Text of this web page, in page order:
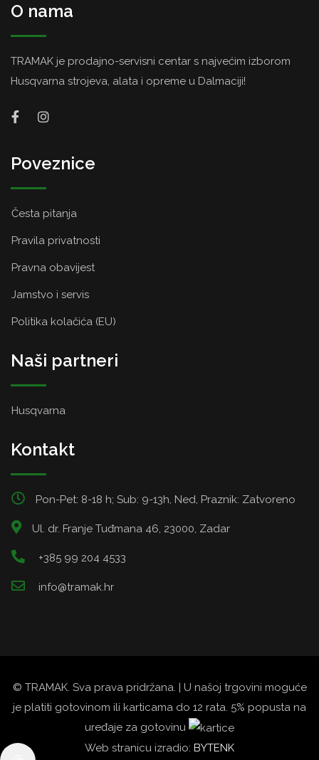
O nama
TRAMAK je prodajno-servisni centar s najvećim izborom
Husqvarna strojeva, alata i opreme u Dalmaciji!
Poveznice
Česta pitanja
Pravila privatnosti
Pravna obavijest
Jamstvo i servis
Politika kolačića (EU)
Naši partneri
Husqvarna
Kontakt
Pon-Pet: 8-18 h; Sub: 9-13h, Ned, Praznik: Zatvoreno
Ul. dr. Franje Tuđmana 46, 23000, Zadar
+385 99 204 4533
info@tramak.hr
© TRAMAK. Sva prava pridržana. | U našoj trgovini moguće
je platiti gotovinom ili karticama do 12 rata. 5% popusta na
uređaje za gotovinu
Web stranicu izradio: BYTENK